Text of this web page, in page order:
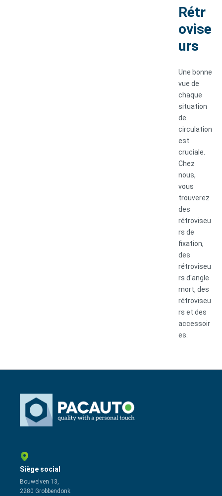
Rétr
ovise
urs
Une bonne
vue de
chaque
situation
de
circulation
est
cruciale.
Chez
nous,
vous
trouverez
des
rétroviseu
rs de
fixation,
des
rétroviseu
rs d'angle
mort, des
rétroviseu
rs et des
accessoir
es.
Siège social
Bouwelven 13,
2280 Grobbendonk